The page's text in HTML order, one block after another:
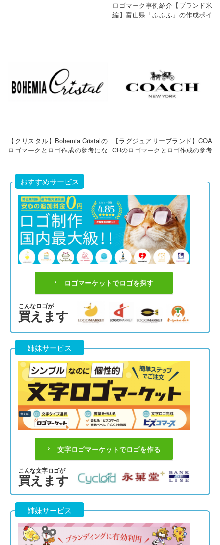
ロゴマーク事例紹介【ブランド米
編】富山県「ふふふ」の作成ポイ
【クリスタル】Bohemia Cristalの
ロゴマークとロゴ作成の参考にな
【ラグジュアリーブランド】COA
CHのロゴマークとロゴ作成の参考
おすすめサービス
ロゴマーケットでロゴを探す
こんなロゴが
買えます
姉妹サービス
文字ロゴマーケットでロゴを作る
こんな文字ロゴが
買えます
姉妹サービス